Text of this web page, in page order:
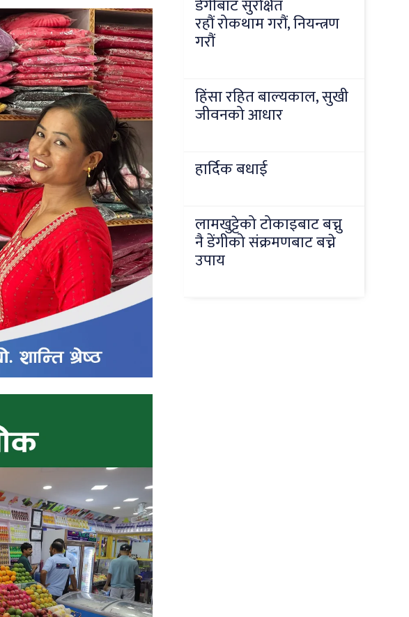
डेंगीबाट सुरक्षित
रहौं रोकथाम गरौं, नियन्त्रण
गरौं
हिंसा रहित बाल्यकाल, सुखी
जीवनको आधार
हार्दिक बधाई
लामखुट्टेको टोकाइबाट बच्नु
नै डेंगीको संक्रमणबाट बच्ने
उपाय